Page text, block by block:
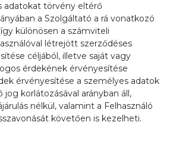
adatokat törvény eltérő
a Szolgáltató a rá vonatkozó
különösen a számviteli
létrejött szerződéses
céljából, illetve saját vagy
érdekének érvényesítése
érvényesítése a személyes adatok
korlátozásával arányban áll,
nélkül, valamint a Felhasználó
követően is kezelheti.